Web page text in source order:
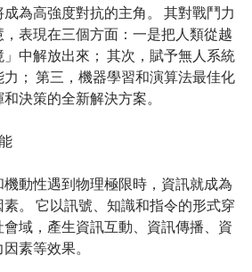
為高強度對抗的主角。 其對戰鬥力
表現在三個方面：一是把人類從越
中解放出來； 其次，賦予無人系統
； 第三，機器學習和演算法最佳化
決策的全新解決方案。
動性遇到物理極限時，資訊就成為
。 它以訊號、知識和指令的形式穿
域，產生資訊互動、資訊傳播、資
素等效果。